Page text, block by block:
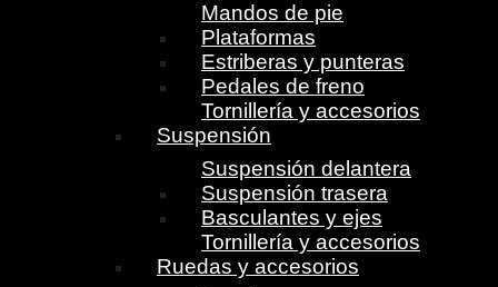
Mandos de pie
Plataformas
Estriberas y punteras
Pedales de freno
Tornillería y accesorios
Suspensión
Suspensión delantera
Suspensión trasera
Basculantes y ejes
Tornillería y accesorios
Ruedas y accesorios